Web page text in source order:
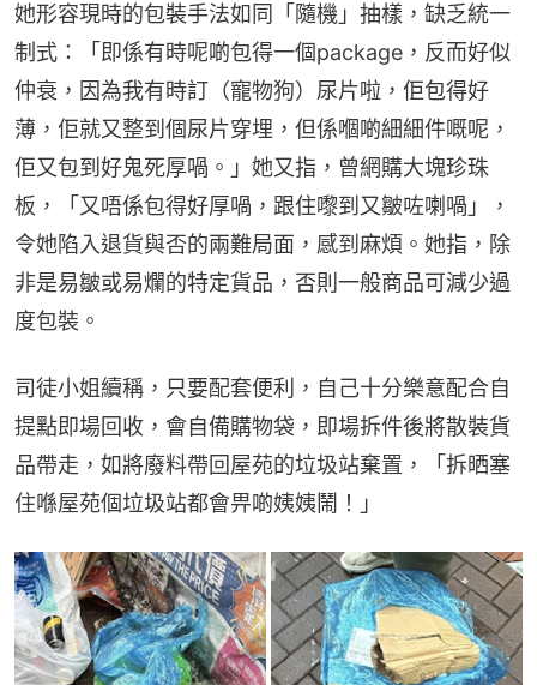
她形容現時的包裝手法如同「隨機」抽樣，缺乏統一
制式：「即係有時呢啲包得一個package，反而好似
仲衰，因為我有時訂（寵物狗）尿片啦，佢包得好
薄，佢就又整到個尿片穿埋，但係嗰啲細細件嘅呢，
佢又包到好鬼死厚喎。」她又指，曾網購大塊珍珠
板，「又唔係包得好厚喎，跟住嚟到又皺咗喇喎」，
令她陷入退貨與否的兩難局面，感到麻煩。她指，除
非是易皺或易爛的特定貨品，否則一般商品可減少過
度包裝。
司徒小姐續稱，只要配套便利，自己十分樂意配合自
提點即場回收，會自備購物袋，即場拆件後將散裝貨
品帶走，如將廢料帶回屋苑的垃圾站棄置，「拆晒塞
住喺屋苑個垃圾站都會畀啲姨姨鬧！」